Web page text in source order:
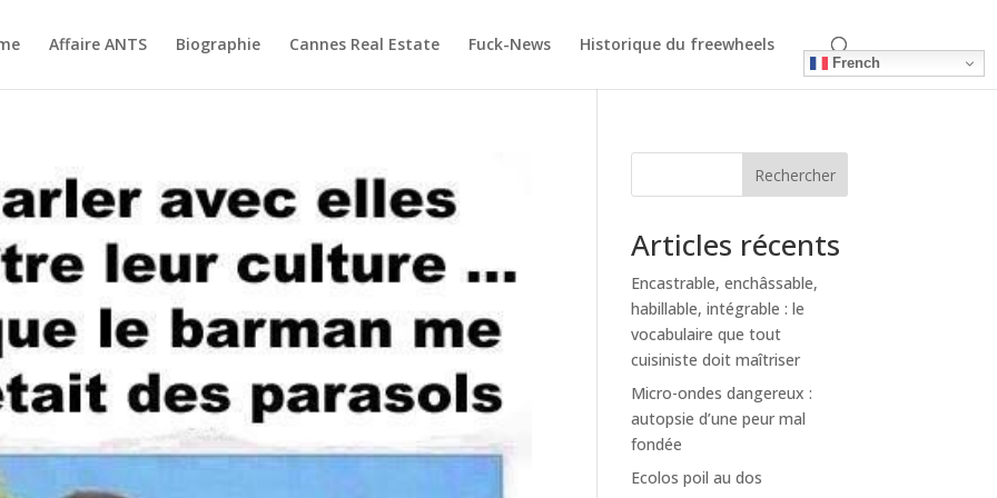
Affaire ANTS Biographie Cannes Real Estate Fuck-News Historique du freewheels
French
Rechercher
Articles récents
Encastrable, enchâssable,
habillable, intégrable : le
vocabulaire que tout
cuisiniste doit maîtriser
Micro-ondes dangereux :
autopsie d’une peur mal
fondée
Ecolos poil au dos